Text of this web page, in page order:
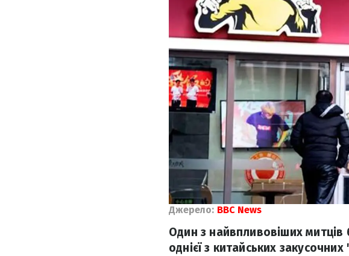
Джерело: BBC News
Один з найвпливовіших
однієї з китайських